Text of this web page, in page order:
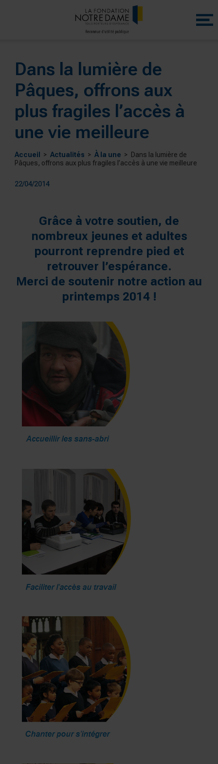
Menu
Dans la lumière de
Pâques, offrons aux
plus fragiles l’accès à
une vie meilleure
Accueil Actualités À la une
Dans la lumière de
Pâques, offrons aux plus fragiles l’accès à une vie meilleure
22/04/2014
Grâce à votre soutien, de
nombreux jeunes et adultes
pourront reprendre pied et
retrouver l’espérance.
Merci de soutenir notre action au
printemps 2014 !